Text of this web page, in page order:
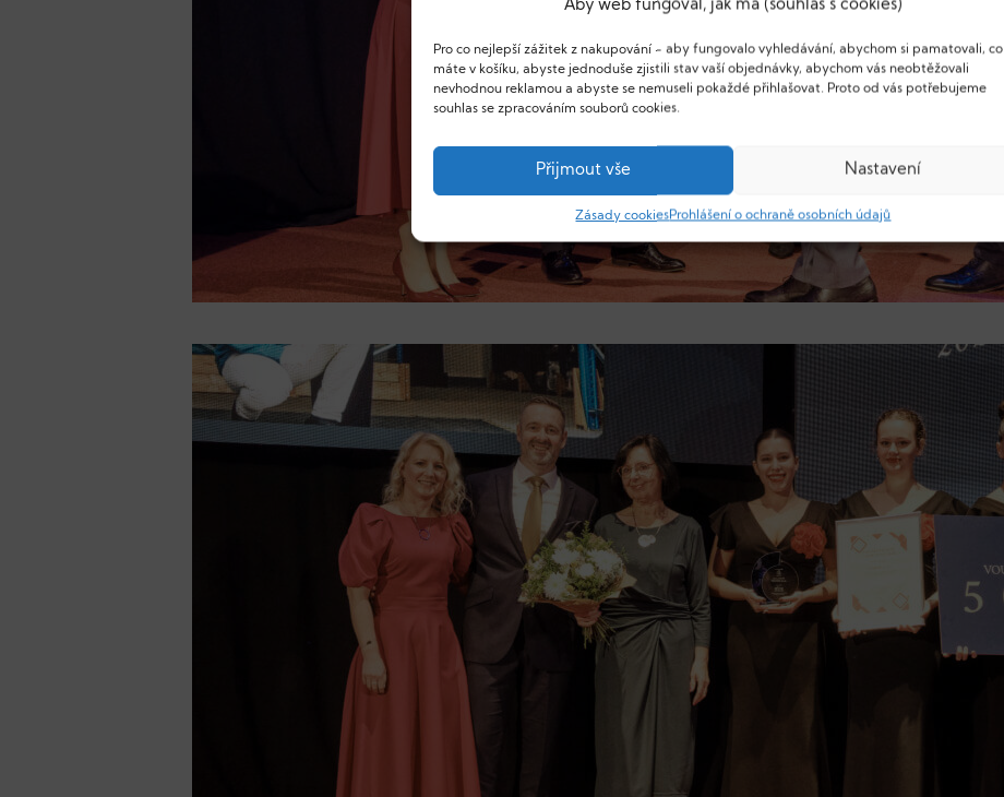
Aby web fungoval, jak má (souhlas s cookies)
Pro co nejlepší zážitek z nakupování - aby fungovalo vyhledávání, abychom si pamatovali, co
máte v košíku, abyste jednoduše zjistili stav vaší objednávky, abychom vás neobtěžovali
nevhodnou reklamou a abyste se nemuseli pokaždé přihlašovat. Proto od vás potřebujeme
souhlas se zpracováním souborů cookies.
Přijmout vše Nastavení
Zásady cookiesProhlášení o ochraně osobních údajů